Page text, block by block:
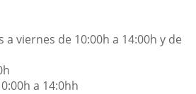
a viernes de 10:00h a 14:00h y de
a 14:0hh